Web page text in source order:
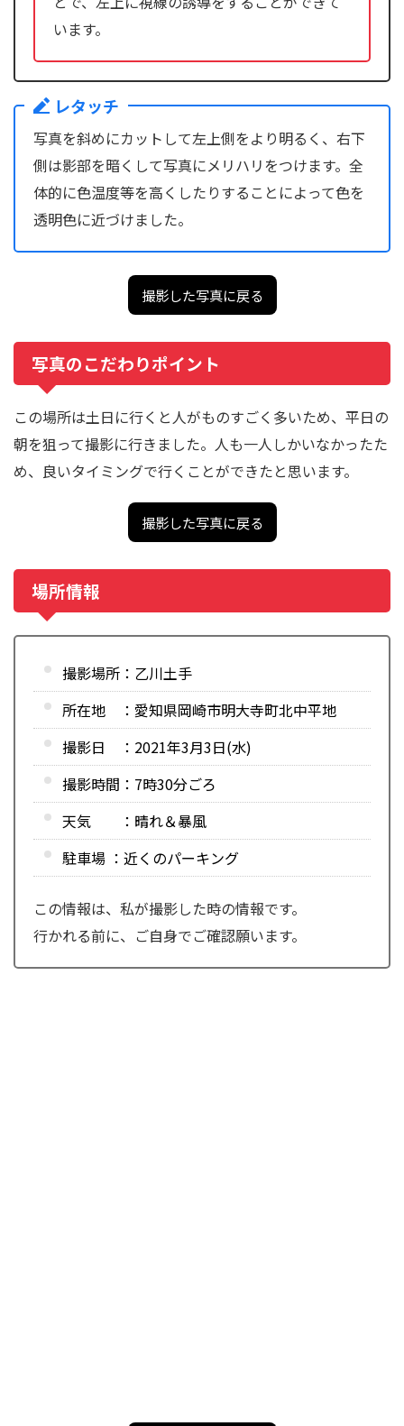
います。
レタッチ
写真を斜めにカットして左上側をより明るく、右下
側は影部を暗くして写真にメリハリをつけます。全
体的に色温度等を高くしたりすることによって色を
透明色に近づけました。
撮影した写真に戻る
写真のこだわりポイント
この場所は土日に行くと人がものすごく多いため、平日の
朝を狙って撮影に行きました。人も一人しかいなかったた
め、良いタイミングで行くことができたと思います。
撮影した写真に戻る
場所情報
撮影場所：乙川土手
所在地 ：愛知県岡崎市明大寺町北中平地
撮影日 ：2021年3月3日(水)
撮影時間：7時30分ごろ
天気 ：晴れ＆暴風
駐車場 ：近くのパーキング
この情報は、私が撮影した時の情報です。
行かれる前に、ご自身でご確認願います。